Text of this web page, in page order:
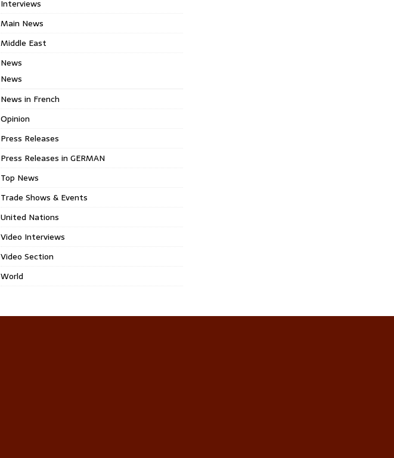
Interviews
Main News
Middle East
News
News
News in French
Opinion
Press Releases
Press Releases in GERMAN
Top News
Trade Shows & Events
United Nations
Video Interviews
Video Section
World